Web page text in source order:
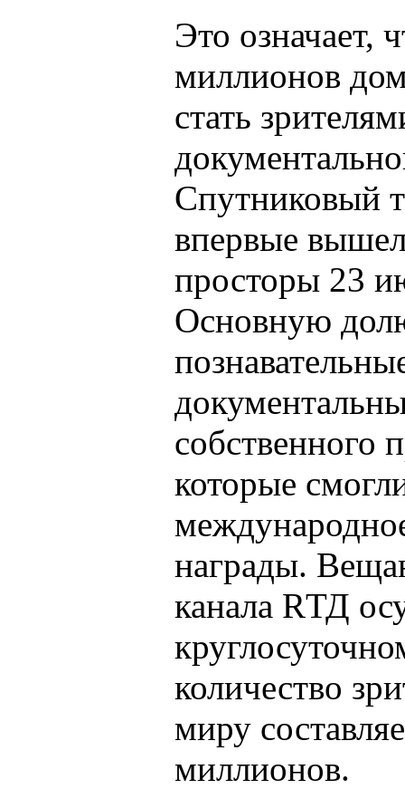
Это означает,
миллионов
стать
Спутниковый
впервые
просторы 23
Основную
собственного
которые
награды.
канала RТД
количество
миру
миллионов.